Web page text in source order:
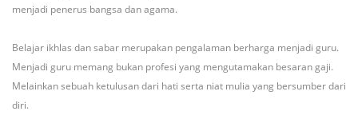
menjadi penerus bangsa dan agama.
Belajar ikhlas dan sabar merupakan pengalaman berharga menjadi guru.
Menjadi guru memang bukan profesi yang mengutamakan besaran gaji.
Melainkan sebuah ketulusan dari hati serta niat mulia yang bersumber dari
diri.